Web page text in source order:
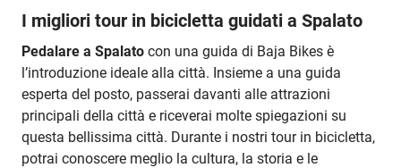
I migliori tour in bicicletta guidati a Spalato
Pedalare a Spalato con una guida di Baja Bikes è
l’introduzione ideale alla città. Insieme a una guida
esperta del posto, passerai davanti alle attrazioni
principali della città e riceverai molte spiegazioni su
questa bellissima città. Durante i nostri tour in bicicletta,
potrai conoscere meglio la cultura, la storia e le